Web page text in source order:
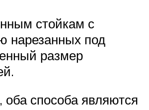
стойкам с
нарезанных под
размер
оба способа являются